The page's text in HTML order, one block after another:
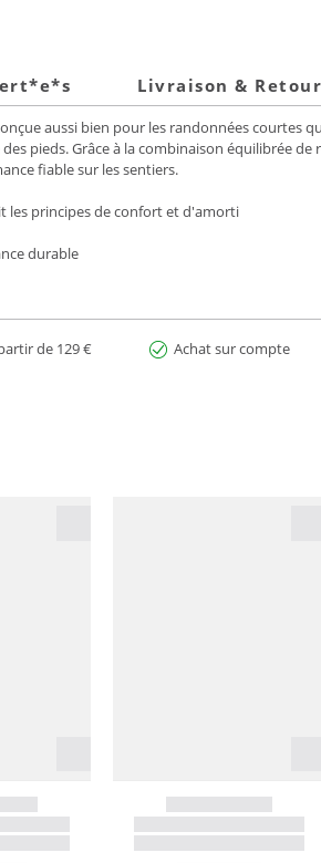
Livraison &
aussi bien pour les randonnées
pieds. Grâce à la combinaison équilibrée
fiable sur les sentiers.
les principes de confort et d'amorti
durable
de 129 € Achat sur compte